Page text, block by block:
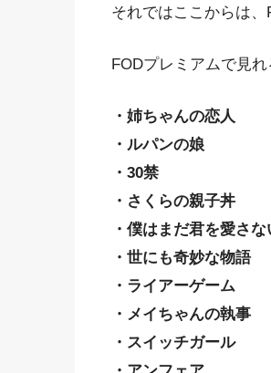
それではここからは
FODプレミアムで見れ
・姉ちゃんの恋人
・ルパンの娘
・30禁
・さくらの親子丼
・僕はまだ君を愛さ
・世にも奇妙な物語
・ライアーゲーム
・メイちゃんの執事
・スイッチガール